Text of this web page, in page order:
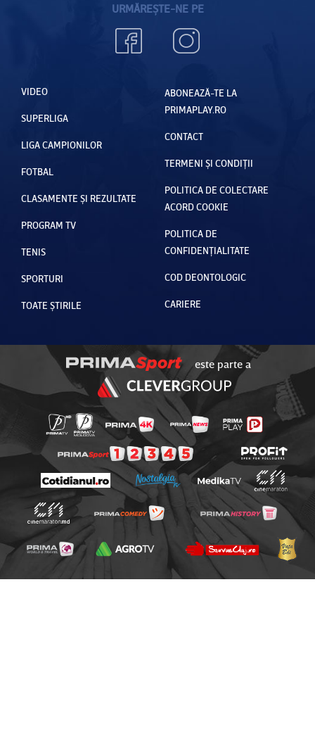
URMĂREȘTE-NE PE
VIDEO
SUPERLIGA
LIGA CAMPIONILOR
FOTBAL
CLASAMENTE ȘI REZULTATE
PROGRAM TV
TENIS
SPORTURI
TOATE ȘTIRILE
ABONEAZĂ-TE LA
PRIMAPLAY.RO
CONTACT
TERMENI ȘI CONDIȚII
POLITICA DE COLECTARE
ACORD COOKIE
POLITICA DE
CONFIDENȚIALITATE
COD DEONTOLOGIC
CARIERE
este parte a